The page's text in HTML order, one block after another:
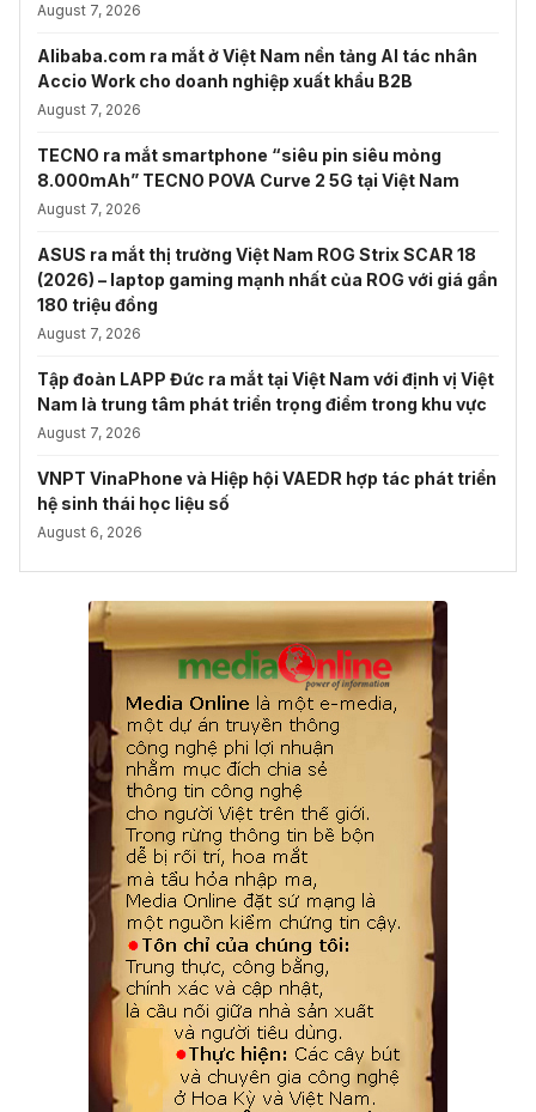
August 7, 2026
Alibaba.com ra mắt ở Việt Nam nền tảng AI tác nhân
Accio Work cho doanh nghiệp xuất khẩu B2B
August 7, 2026
TECNO ra mắt smartphone “siêu pin siêu mỏng
8.000mAh” TECNO POVA Curve 2 5G tại Việt Nam
August 7, 2026
ASUS ra mắt thị trường Việt Nam ROG Strix SCAR 18
(2026) – laptop gaming mạnh nhất của ROG với giá gần
180 triệu đồng
August 7, 2026
Tập đoàn LAPP Đức ra mắt tại Việt Nam với định vị Việt
Nam là trung tâm phát triển trọng điểm trong khu vực
August 7, 2026
VNPT VinaPhone và Hiệp hội VAEDR hợp tác phát triển
hệ sinh thái học liệu số
August 6, 2026